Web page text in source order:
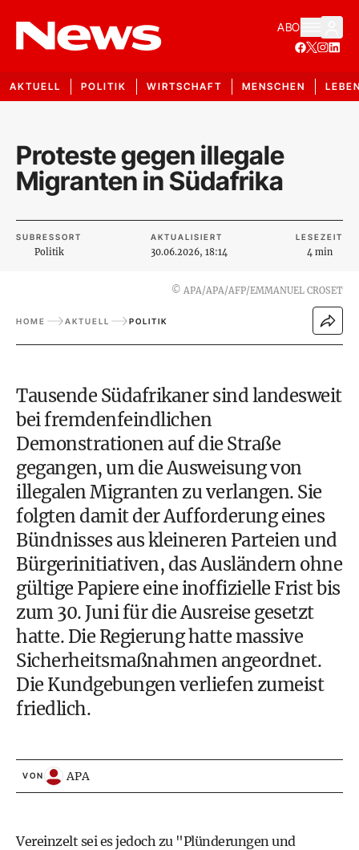
ABO
AKTUELL POLITIK WIRTSCHAFT MENSCHEN
Proteste gegen illegale
Migranten in Südafrika
SUBRESSORT
Politik
AKTUALISIERT
30.06.2026, 18:14
LESEZEIT
4 min
© APA/APA/AFP/EMMANUEL CROSET
HOME AKTUELL POLITIK
Tausende Südafrikaner sind landesweit
bei fremdenfeindlichen
Demonstrationen auf die Straße
gegangen, um die Ausweisung von
illegalen Migranten zu verlangen. Sie
folgten damit der Aufforderung eines
Bündnisses aus kleineren Parteien und
Bürgerinitiativen, das Ausländern ohne
gültige Papiere eine inoffizielle Frist bis
zum 30. Juni für die Ausreise gesetzt
hatte. Die Regierung hatte massive
Sicherheitsmaßnahmen angeordnet.
Die Kundgebungen verliefen zumeist
friedlich.
VON APA
Vereinzelt sei es jedoch zu "Plünderungen und